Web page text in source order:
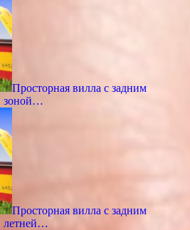
Просторная вилла с задним
зоной…
Просторная вилла с задним
летней…